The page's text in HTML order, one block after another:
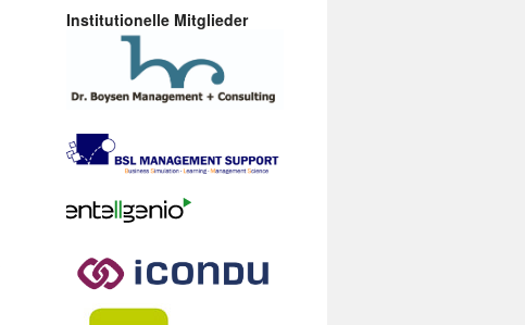
Institutionelle Mitglieder